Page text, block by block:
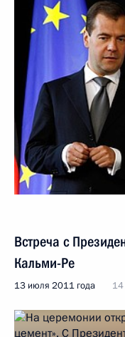
Встреча с
Кальми-Ре
13 июля 2011 года